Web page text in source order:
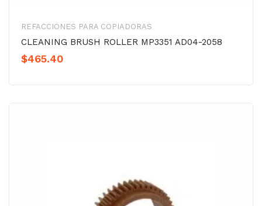
REFACCIONES PARA COPIADORAS
CLEANING BRUSH ROLLER MP3351 AD04-2058
$465.40